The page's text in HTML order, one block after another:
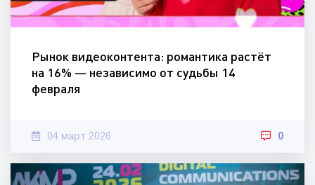
Рынок видеоконтента: романтика растёт
на 16% — независимо от судьбы 14
февраля
04 март 2026 0